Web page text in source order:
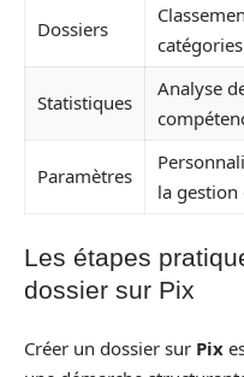
Dossiers
Statistiques
Analyse
Paramètres
la gestion
Les étapes
dossier sur Pix
Créer un dossier sur Pix